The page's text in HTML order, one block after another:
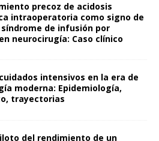
precoz de acidosis
intraoperatoria como signo de
de infusión por
neurocirugía: Caso clínico
intensivos en la era de
moderna: Epidemiología,
trayectorias
del rendimiento de un